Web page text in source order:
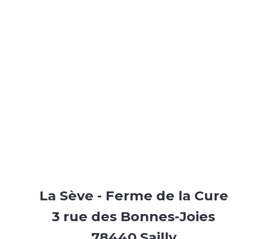
La Sève - Ferme de la Cure
3 rue des Bonnes-Joies